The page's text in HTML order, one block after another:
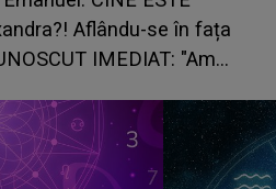
Aflându-se în fața
IMEDIAT: "Am